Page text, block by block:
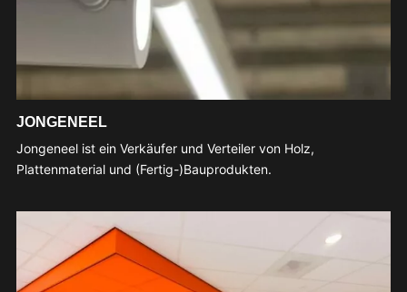
JONGENEEL
Jongeneel ist ein Verkäufer und Verteiler von Holz,
Plattenmaterial und (Fertig-)Bauprodukten.